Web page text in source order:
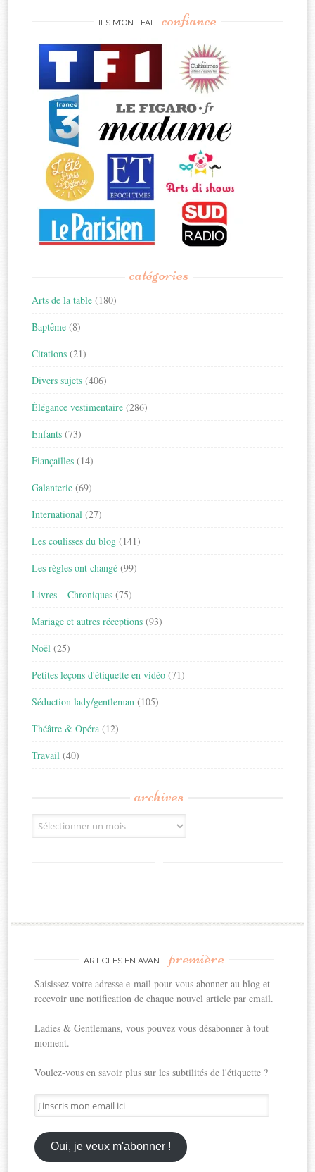
ILS M’ONT FAIT confiance
catégories
Arts de la table (180)
Baptême (8)
Citations (21)
Divers sujets (406)
Élégance vestimentaire (286)
Enfants (73)
Fiançailles (14)
Galanterie (69)
International (27)
Les coulisses du blog (141)
Les règles ont changé (99)
Livres – Chroniques (75)
Mariage et autres réceptions (93)
Noël (25)
Petites leçons d'étiquette en vidéo (71)
Séduction lady/gentleman (105)
Théâtre & Opéra (12)
Travail (40)
archives
Archives
ARTICLES EN AVANT première
Saisissez votre adresse e-mail pour vous abonner au blog et
recevoir une notification de chaque nouvel article par email.
Ladies & Gentlemans, vous pouvez vous désabonner à tout
moment.
Voulez-vous en savoir plus sur les subtilités de l'étiquette ?
J'inscris
mon
email
ici
Oui, je veux m'abonner !